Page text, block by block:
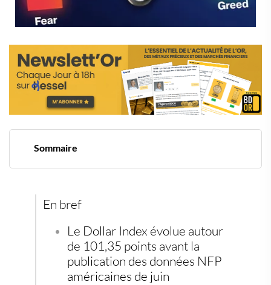
Sommaire
particulière
Le discours de Warsh à Sintra donne le ton
Statistiques décevantes en amont, les devises
réagissent en ordre dispersé
L'or et le bitcoin profitent du climat d'incertitude
Diversifier son épargne face aux soubresauts
monétaires
En bref
Le Dollar Index évolue autour
de 101,35 points avant la
publication des données NFP
américaines de juin